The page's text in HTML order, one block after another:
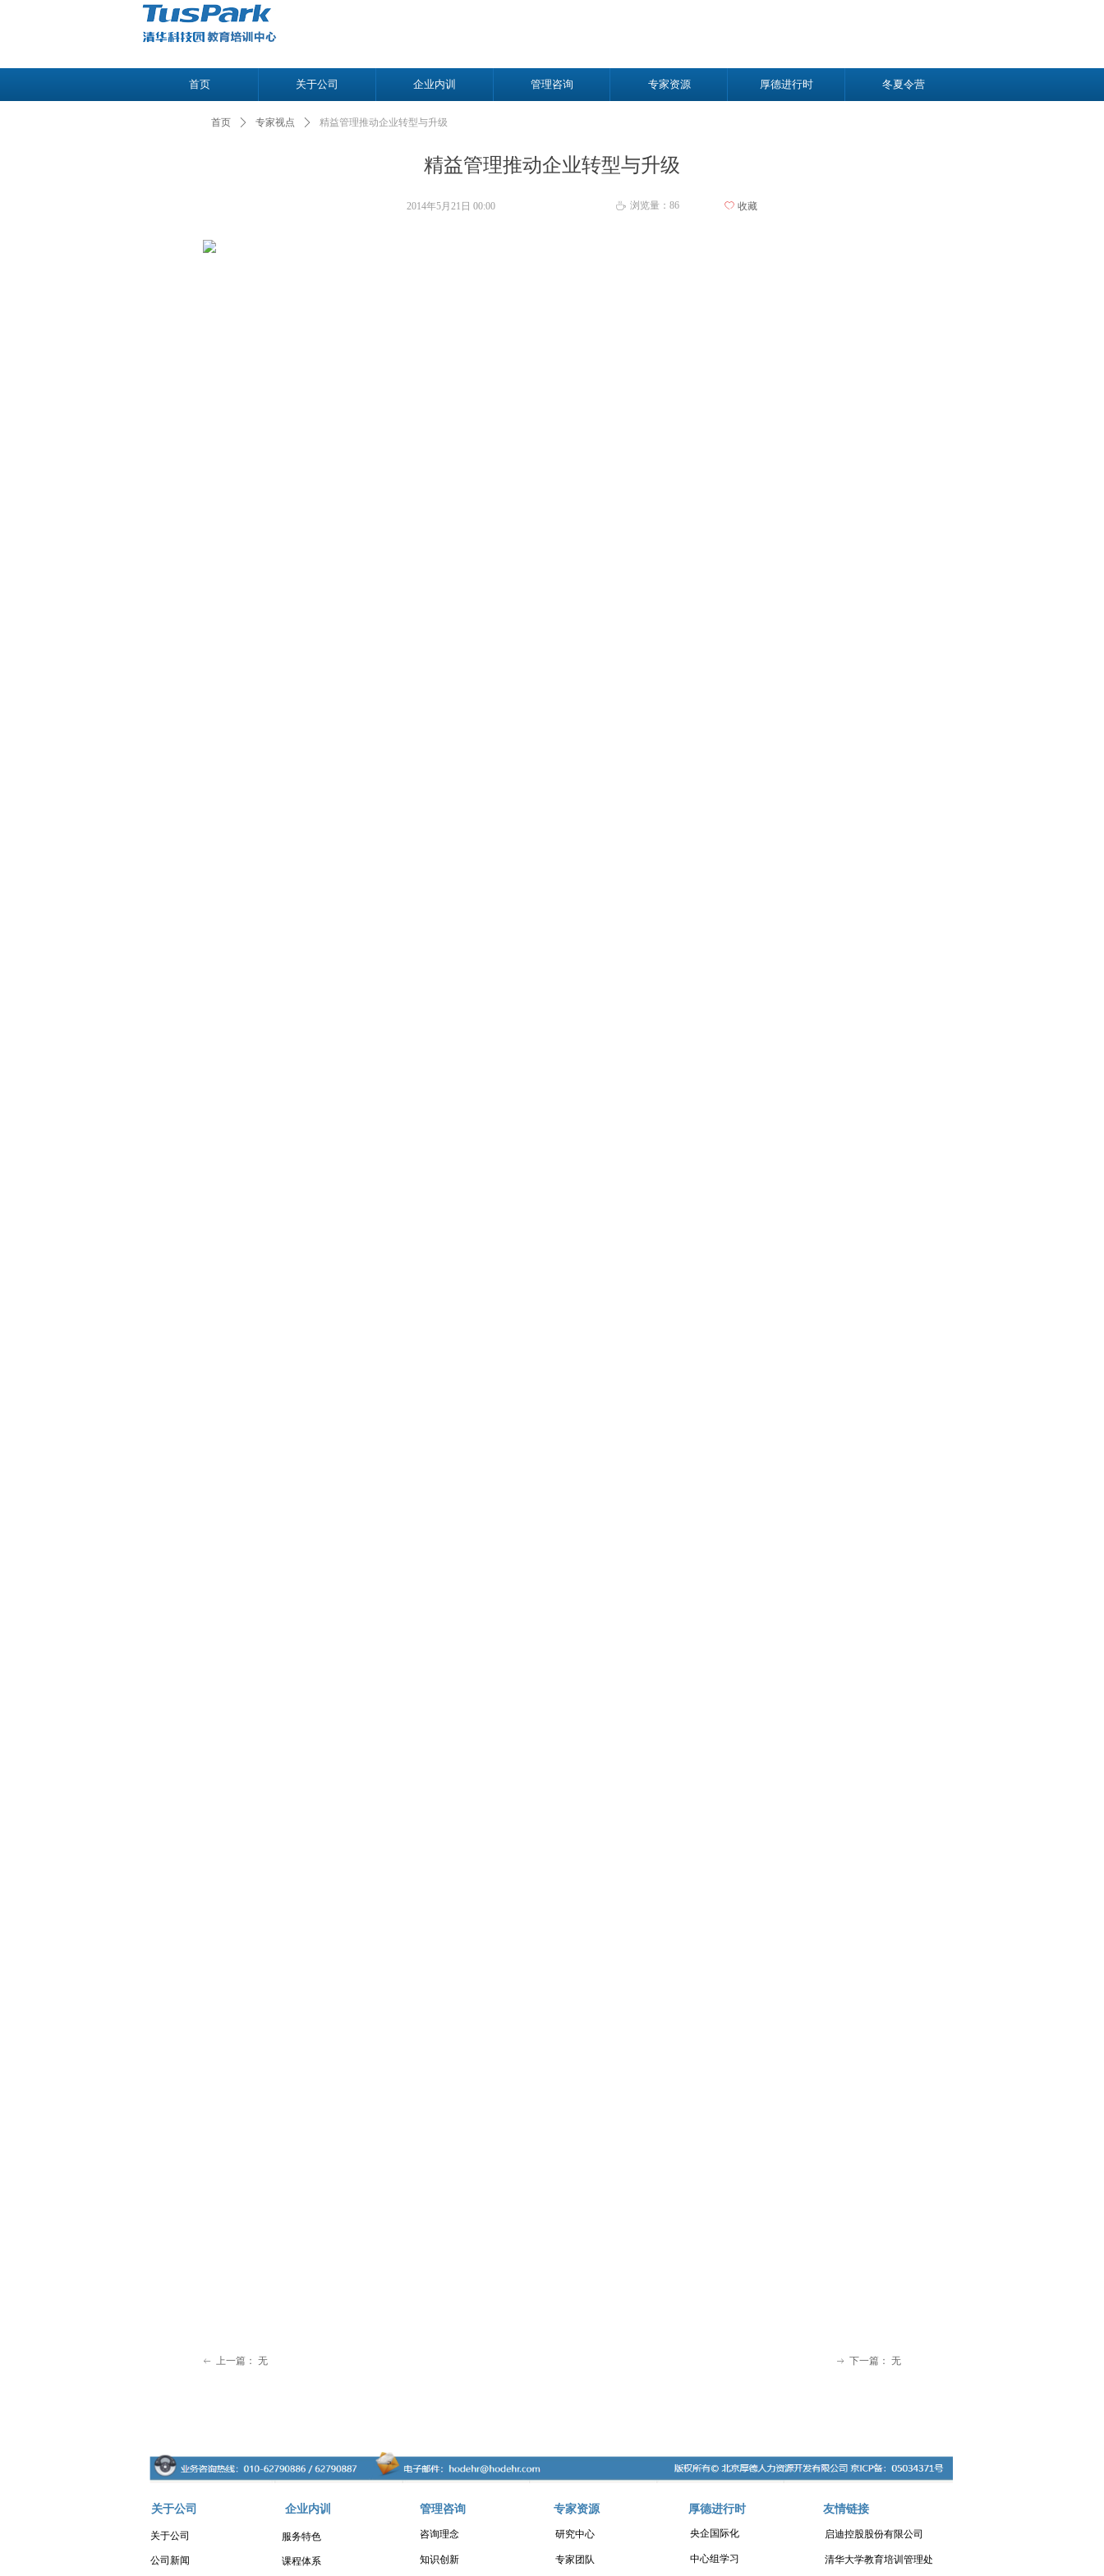
首页 关于公司 企业内训 管理咨询 专家资源 厚德进行时 冬夏令营
精益管理推动企业转型与升级
首页 ꄲ 专家视点 ꄲ 精益管理推动企业转型与升级
2014年5月21日 00:00 ꄘ 浏览量： 86 ꄀ 收藏
ꂃ 上一篇： 无 ꁹ 下一篇： 无
关于公司 企业内训 管理咨询 专家资源 厚德进行时 友情链接
关于公司
公司新闻
服务特色
课程体系
咨询理念
知识创新
研究中心
专家团队
央企国际化
中心组学习
启迪控股股份有限公司
清华大学教育培训管理处